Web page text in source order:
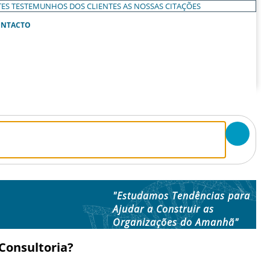
TESTEMUNHOS DOS CLIENTESAS NOSSAS CITAÇÕES
"Estudamos Tendências para
Ajudar a Construir as
Organizações do Amanhã"